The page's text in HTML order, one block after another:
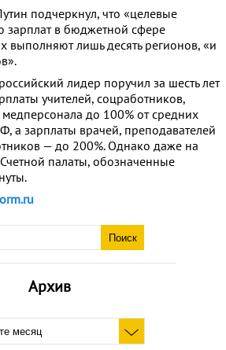
Архив
подчеркнул, что «целевые
в бюджетной сфере
выполняют лишь десять регионов, «и
лидер поручил за шесть лет
учителей, соцработников,
до 100% от средних
а зарплаты врачей, преподавателей
— до 200%. Однако даже на
палаты, обозначенные